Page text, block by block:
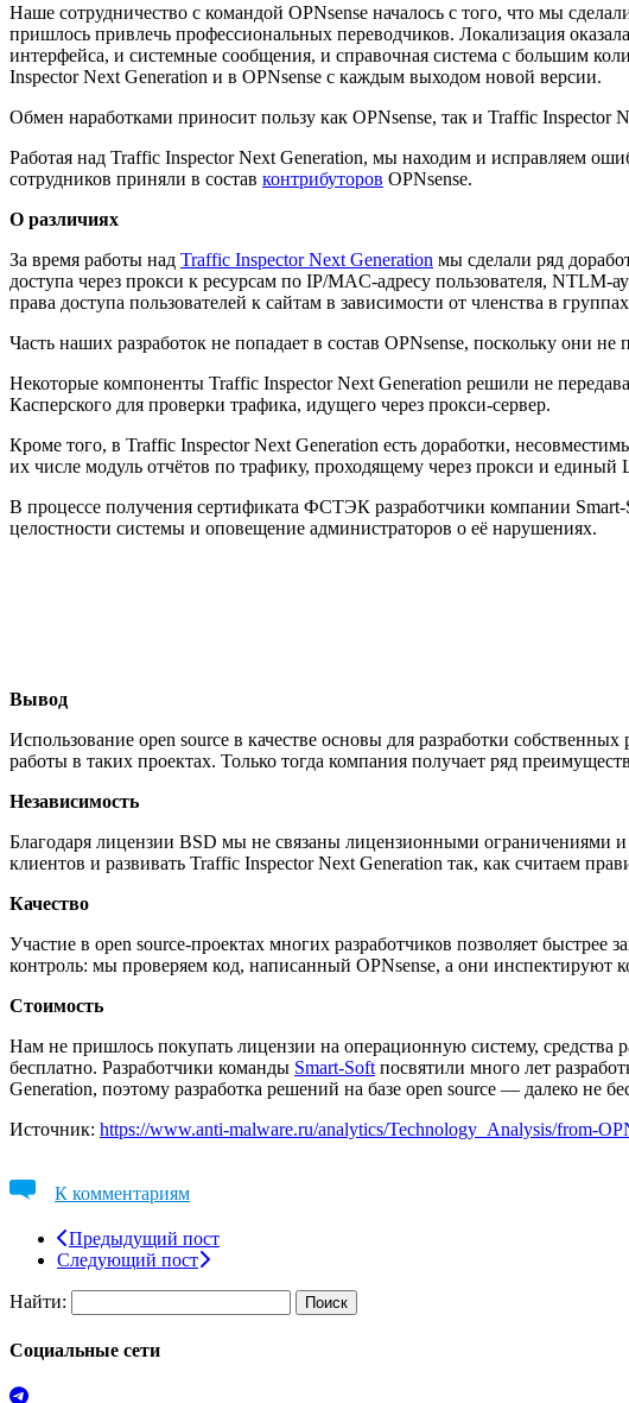
Наше сотрудничество с командой OPNsense началось с того, что мы
пришлось привлечь профессиональных переводчиков. Локализация
интерфейса, и системные сообщения, и справочная система с большим
Inspector Next Generation и в OPNsense с каждым выходом новой версии.
Обмен наработками приносит пользу как OPNsense, так и Traffic
Работая над Traffic Inspector Next Generation, мы находим и исправляем
сотрудников приняли в состав контрибуторов OPNsense.
О различиях
За время работы над Traffic Inspector Next Generation мы сделали ряд
доступа через прокси к ресурсам по IP/MAC-адресу пользователя,
права доступа пользователей к сайтам в зависимости от членства в
Часть наших разработок не попадает в состав OPNsense, поскольку
Некоторые компоненты Traffic Inspector Next Generation решили не
Касперского для проверки трафика, идущего через прокси-сервер.
Кроме того, в Traffic Inspector Next Generation есть доработки,
их числе модуль отчётов по трафику, проходящему через прокси и
В процессе получения сертификата ФСТЭК разработчики компании
целостности системы и оповещение администраторов о её нарушениях.
Вывод
Использование open source в качестве основы для разработки
работы в таких проектах. Только тогда компания получает ряд
Независимость
Благодаря лицензии BSD мы не связаны лицензионными ограничениями
клиентов и развивать Traffic Inspector Next Generation так, как считаем
Качество
Участие в open source-проектах многих разработчиков позволяет
контроль: мы проверяем код, написанный OPNsense, а они инспектируют
Стоимость
Нам не пришлось покупать лицензии на операционную систему,
бесплатно. Разработчики команды Smart-Soft посвятили много лет
Generation, поэтому разработка решений на базе open source — далеко не
Источник: https://www.anti-malware.ru/analytics/Technology_Analysis/from-
К комментариям
Предыдущий пост
Следующий пост
Найти:
Социальные сети